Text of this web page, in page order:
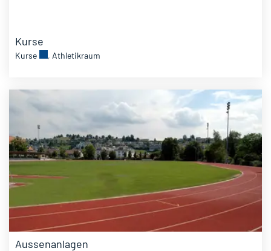
Kurse
KurseExterner Link wird in einem neuen Fenster geöffnet.
, Athletikraum
Aussenanlagen